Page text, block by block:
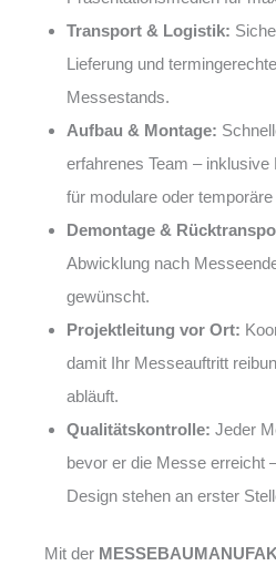
Transport & Logistik:
Lieferung und
Messestands.
Aufbau & Montage:
erfahrenes Team –
für modulare oder temporäre
Demontage &
Abwicklung nach
gewünscht.
Projektleitung vor Ort:
damit Ihr Messeauftritt
abläuft.
Qualitätskontrolle: Jeder
bevor er die Messe erreicht
Design stehen an erster
Mit der